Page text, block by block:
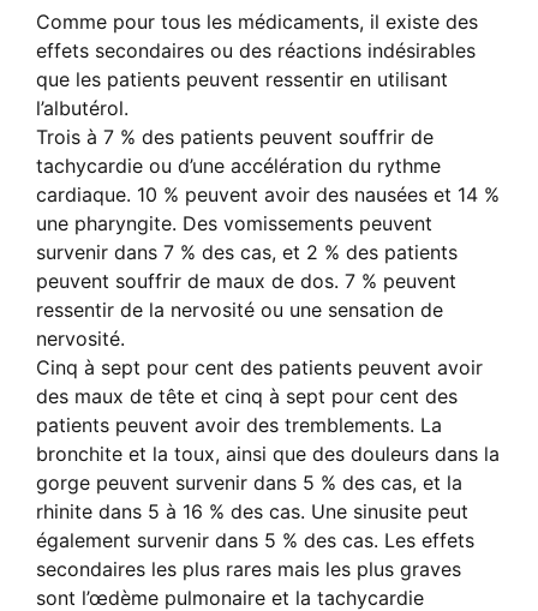
Comme pour tous les médicaments, il existe des
effets secondaires ou des réactions indésirables
que les patients peuvent ressentir en utilisant
l’albutérol.
Trois à 7 % des patients peuvent souffrir de
tachycardie ou d’une accélération du rythme
cardiaque. 10 % peuvent avoir des nausées et 14 %
une pharyngite. Des vomissements peuvent
survenir dans 7 % des cas, et 2 % des patients
peuvent souffrir de maux de dos. 7 % peuvent
ressentir de la nervosité ou une sensation de
nervosité.
Cinq à sept pour cent des patients peuvent avoir
des maux de tête et cinq à sept pour cent des
patients peuvent avoir des tremblements. La
bronchite et la toux, ainsi que des douleurs dans la
gorge peuvent survenir dans 5 % des cas, et la
rhinite dans 5 à 16 % des cas. Une sinusite peut
également survenir dans 5 % des cas. Les effets
secondaires les plus rares mais les plus graves
sont l’œdème pulmonaire et la tachycardie